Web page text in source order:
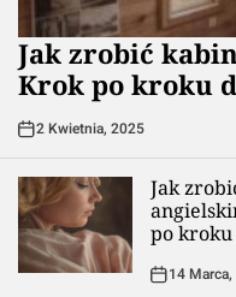
Jak zrobić
Krok po kroku
2 Kwietnia, 2025
Jak
po kroku
14